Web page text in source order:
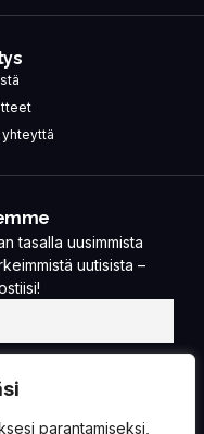
parantamiseksi,
yhteyttä
tasalla uusimmista
uutisista –